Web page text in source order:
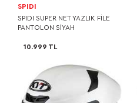
SPIDI
SPIDI SUPER NET YAZLIK FİLE
PANTOLON SİYAH
10.999 TL